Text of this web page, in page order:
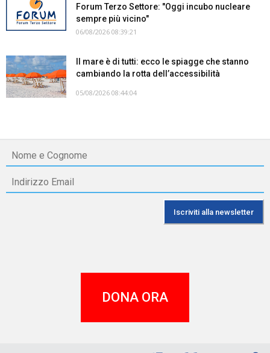
Forum Terzo Settore: "Oggi incubo nucleare
sempre più vicino"
06/08/2026 08:39:21
Il mare è di tutti: ecco le spiagge che stanno
cambiando la rotta dell’accessibilità
05/08/2026 08:44:04
DONA ORA